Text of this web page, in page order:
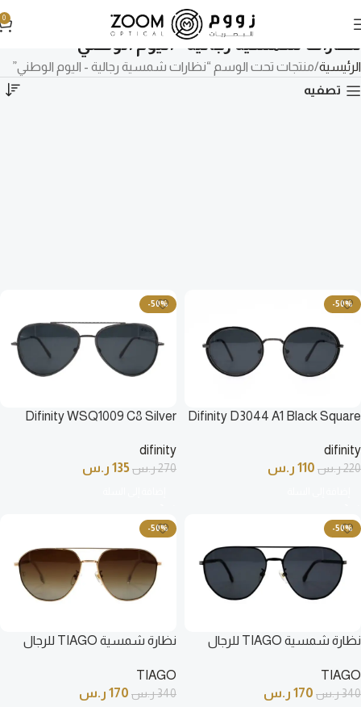
0
نظارات شمسية رجالية - اليوم الوطني
الرئيسية منتجات تحت الوسم “نظارات شمسية رجالية - اليوم الوطني”
تصفيه
-50%
Difinity D3044 A1 Black Square
difinity
220ر.س 110 ر.س
-50%
Difinity WSQ1009 C8 Silver
difinity
270ر.س135 ر.س
-50%
نظارة شمسية TIAGO للرجال
TIAGO
340ر.س 170 ر.س
-50%
نظارة شمسية TIAGO للرجال
TIAGO
340ر.س 170 ر.س